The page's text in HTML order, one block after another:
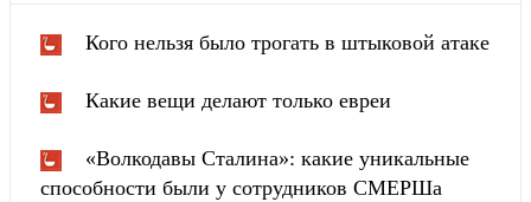
Кого нельзя было трогать в штыковой атаке
Какие вещи делают только евреи
«Волкодавы Сталина»: какие уникальные
способности были у сотрудников СМЕРШа